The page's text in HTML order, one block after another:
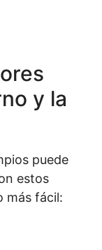
y la
puede
estos
más fácil: